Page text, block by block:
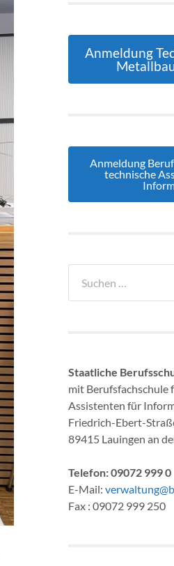
Anmeldung
Anmeldung
technische
nach:
Staatliche
mit Berufsfachschule
Assistenten für
Friedrich-Ebert-
89415 Lauingen an
Telefon: 09072 999 0
E-Mail:
Fax : 09072 999 250